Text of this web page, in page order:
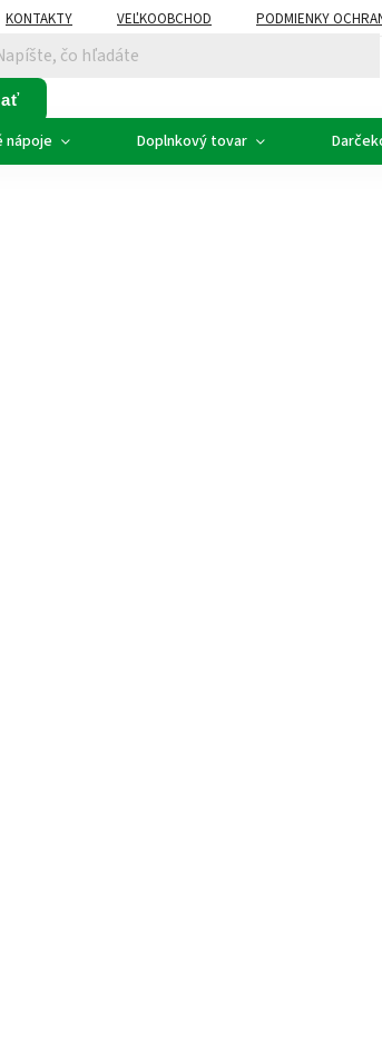
KONTAKTY VEĽKOOBCHOD PODMIENKY
- ETIKETY
PLÁN ROZVOZU
nápoje Doplnkový tovar